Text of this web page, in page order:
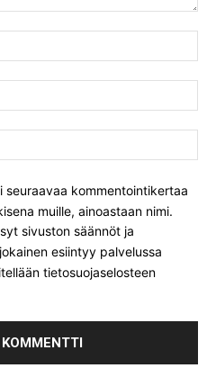
seuraavaa kommentointikertaa
muille, ainoastaan nimi.
sivuston säännöt ja
esiintyy palvelussa
tietosuojaselosteen